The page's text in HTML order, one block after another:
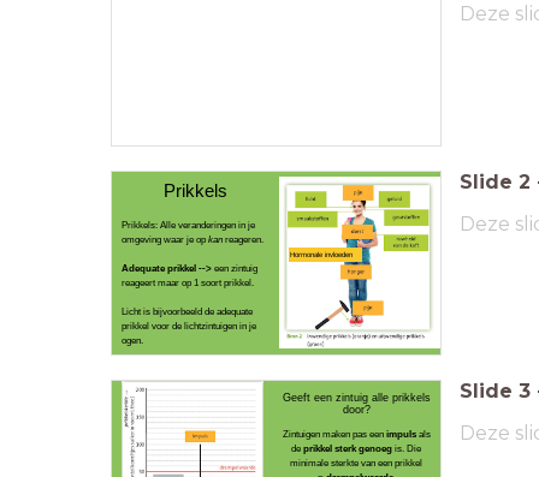
Deze
Prikkels
Prikkels: Alle veranderingen in je
omgeving waar je opkan reageren.
Adequate prikkel -->een zintuig
reageert maar op 1 soort prikkel.
Licht is bijvoorbeeld de adequate
prikkel voor de lichtzintuigen in je
ogen.
Hormonale invloeden
Slide 2
Deze
Geeft een zintuig alle prikkels
door?
Zintuigen maken pas een impulsals
deprikkel sterk genoeg is. Die
minimale sterkte van een prikkel
Slide 3
Deze